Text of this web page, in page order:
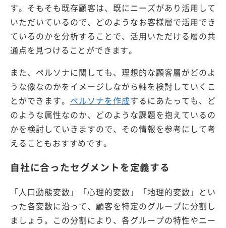
す。そもそも既存顧客は、既にニーズがあり活用して
いただいているので、どのようなお客様層で活用でき
ているのかを分析することで、活用いただける層の共
通点を見つけることができます。
また、ペルソナに関しても、理想的な顧客層がどのよ
うな像なのかをイメージしながら軸を検討していくこ
とができます。 ペルソナを作成するにあたっても、ど
のような属性なのか、どのような課題を抱えているの
かを検討していきますので、その情報を参考にして考
えることもおすすめです。
自社に合ったセグメントを定義する
「人口動態変数」「心理的変数」「地理的変数」とい
った各変数に沿って、顧客を特定のグループに分割し
ましょう。この分割により、各グループの特性やニー